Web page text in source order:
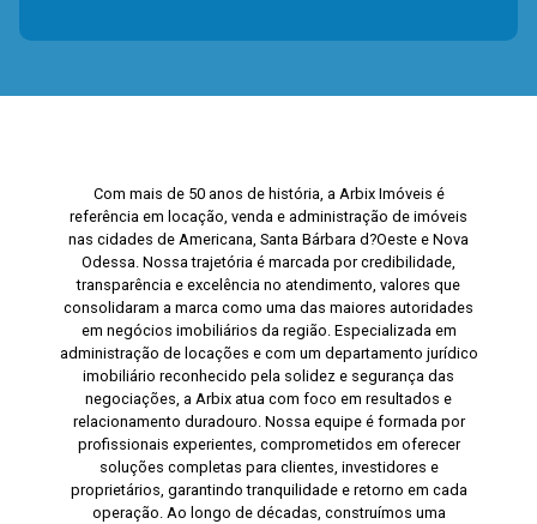
Com mais de 50 anos de história, a Arbix Imóveis é
referência em locação, venda e administração de imóveis
nas cidades de Americana, Santa Bárbara d?Oeste e Nova
Odessa. Nossa trajetória é marcada por credibilidade,
transparência e excelência no atendimento, valores que
consolidaram a marca como uma das maiores autoridades
em negócios imobiliários da região. Especializada em
administração de locações e com um departamento jurídico
imobiliário reconhecido pela solidez e segurança das
negociações, a Arbix atua com foco em resultados e
relacionamento duradouro. Nossa equipe é formada por
profissionais experientes, comprometidos em oferecer
soluções completas para clientes, investidores e
proprietários, garantindo tranquilidade e retorno em cada
operação. Ao longo de décadas, construímos uma